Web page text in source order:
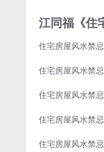
江同福《住
住宅房屋风水禁
住宅房屋风水禁
住宅房屋风水禁
住宅房屋风水禁
住宅房屋风水禁